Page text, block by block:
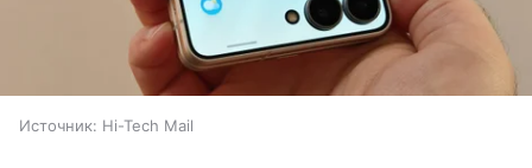
Источник: Hi-Tech Mail